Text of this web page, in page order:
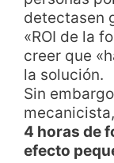
detectasen
«ROI de la
creer que
la solución.
Sin
4 horas de
efecto